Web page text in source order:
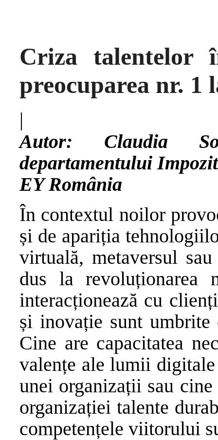
Criza talentelor
preocuparea nr.
|
Autor: Claudia
departamentului
EY România
În contextul noilor
și de apariția
virtuală, metaversul
dus la revoluționarea
interacționează cu
și inovație sunt umbrite
Cine are capacitatea
valențe ale lumii
unei organizații sau
organizației talente
competențele viitorului